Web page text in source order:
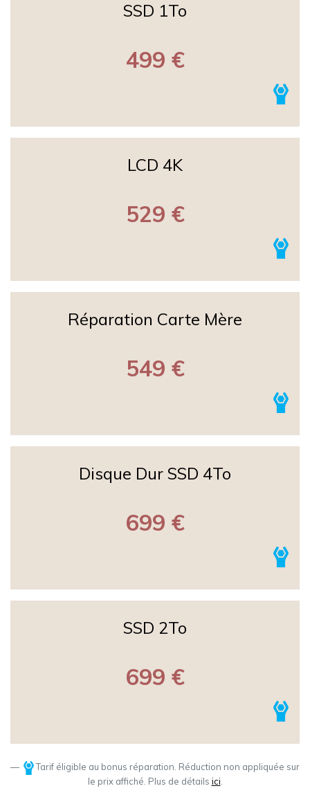
SSD 1To
499 €
LCD 4K
529 €
Réparation Carte Mère
549 €
Disque Dur SSD 4To
699 €
SSD 2To
699 €
Tarif éligible au bonus réparation. Réduction non appliquée sur
le prix affiché. Plus de détails ici